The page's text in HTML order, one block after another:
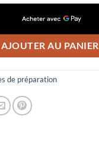
AJOUTER AU PANIER
de préparation